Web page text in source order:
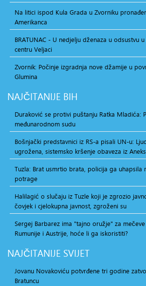
Na litici ispod Kula Grada u Zvorniku
Amerikanca
BRATUNAC - U nedjelju dženaza u odsustvu
centru Veljaci
Zvornik: Počinje izgradnja nove džamije u
Glumina
NAJČITANIJE BIH
Duraković se protivi puštanju Ratka Mladića:
međunarodnom sudu
Bošnjački predstavnici iz RS-a pisali UN-u:
ugrožena, sistemsko kršenje obaveza iz
Tuzla: Brat usmrtio brata, policija ga uhapsila
potrage
Halilagić o slučaju iz Tuzle koji je zgrozio
čovjek i cjelokupna javnost, zgroženi su
Sergej Barbarez ima "tajno oružje" za
Rumunije i Austrije, hoće li ga iskoristiti?
NAJČITANIJE SVIJET
Jovanu Novakoviću potvrđene tri godine
Bratuncu